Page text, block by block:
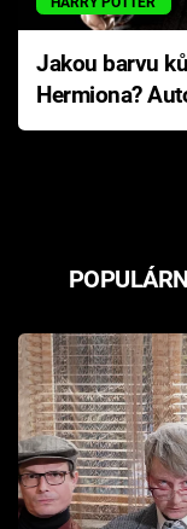
Jakou barvu
Hermiona?
Pottera přišla